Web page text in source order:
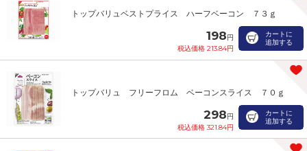
トップバリュベストプライス ハーフベーコン ７３ｇ
198円
税込価格 213.84円
カートに
追加する
トップバリュ フリーフロム ベーコンスライス ７０ｇ
298円
税込価格 321.84円
カートに
追加する